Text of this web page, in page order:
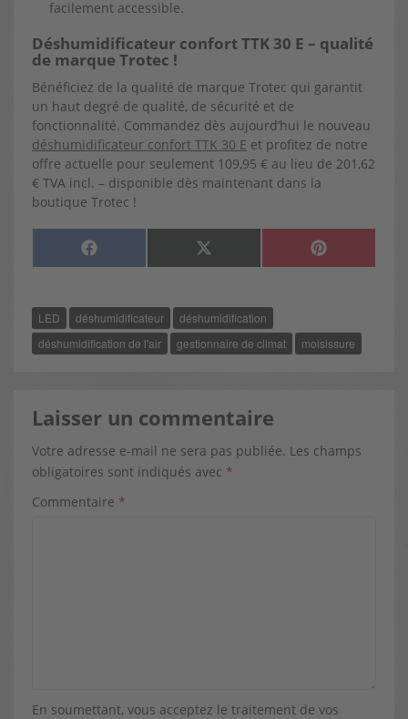
facilement accessible.
Déshumidificateur confort TTK 30 E – qualité
de marque Trotec !
Bénéficiez de la qualité de marque Trotec qui garantit
un haut degré de qualité, de sécurité et de
fonctionnalité. Commandez dès aujourd’hui le nouveau
déshumidificateur confort TTK 30 E et profitez de notre
offre actuelle pour seulement 109,95 € au lieu de 201,62
€ TVA incl. – disponible dès maintenant dans la
boutique Trotec !
SHARE
F
A
O
O
K
SHARE
X
(
T
T
E
R
)
SHARE
P
I
S
T
LED déshumidificateur
déshumidification
déshumidification de l'air
gestionnaire de climat moisissure
Laisser un commentaire
Votre adresse e-mail ne sera pas publiée. Les champs
obligatoires sont indiqués avec *
Commentaire *
En soumettant, vous acceptez le traitement de vos